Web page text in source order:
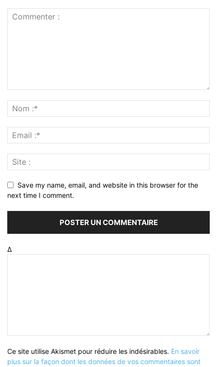
Save my name, email, and website in this browser for the
next time I comment.
Δ
Ce site utilise Akismet pour réduire les indésirables. En savoir
plus sur la façon dont les données de vos commentaires sont